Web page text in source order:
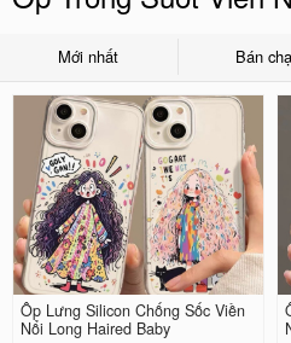
Mới nhất Bán
Ốp Lưng Silicon Chống Sốc Viền
Nổi Long Haired Baby